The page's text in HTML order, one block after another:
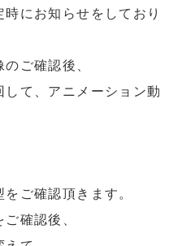
にお知らせをしており
ご確認後、
て、アニメーション動
ご確認頂きます。
確認後、